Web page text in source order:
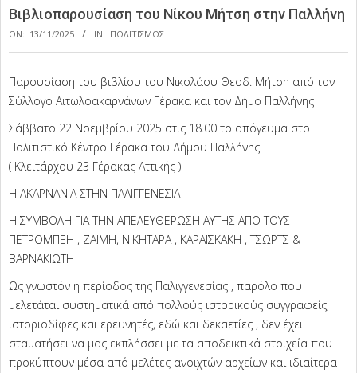
Βιβλιοπαρουσίαση του Νίκου Μήτση στην Παλλήνη
ON: 13/11/2025 IN: ΠΟΛΙΤΙΣΜΟΣ
Παρουσίαση του βιβλίου του Νικολάου Θεοδ. Μήτση από τον
Σύλλογο Αιτωλοακαρνάνων Γέρακα και τον Δήμο Παλλήνης
Σάββατο 22 Νοεμβρίου 2025 στις 18.00 το απόγευμα στο
Πολιτιστικό Κέντρο Γέρακα του Δήμου Παλλήνης
( Κλειτάρχου 23 Γέρακας Αττικής )
Η ΑΚΑΡΝΑΝΙΑ ΣΤΗΝ ΠΑΛΙΓΓΕΝΕΣΙΑ
Η ΣΥΜΒΟΛΗ ΓΙΑ ΤΗΝ ΑΠΕΛΕΥΘΕΡΩΣΗ ΑΥΤΗΣ ΑΠΟ ΤΟΥΣ
ΠΕΤΡΟΜΠΕΗ , ΖΑΙΜΗ, ΝΙΚΗΤΑΡΑ , ΚΑΡΑΙΣΚΑΚΗ , ΤΣΩΡΤΣ &
ΒΑΡΝΑΚΙΩΤΗ
Ως γνωστόν η περίοδος της Παλιγγενεσίας , παρόλο που
μελετάται συστηματικά από πολλούς ιστορικούς συγγραφείς,
ιστοριοδίφες και ερευνητές, εδώ και δεκαετίες , δεν έχει
σταματήσει να μας εκπλήσσει με τα αποδεικτικά στοιχεία που
προκύπτουν μέσα από μελέτες ανοιχτών αρχείων και ιδιαίτερα